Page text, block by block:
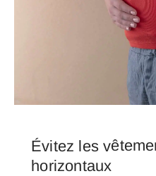
Évitez les
horizontaux